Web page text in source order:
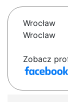
Wrocław
Wroclaw
Zobacz